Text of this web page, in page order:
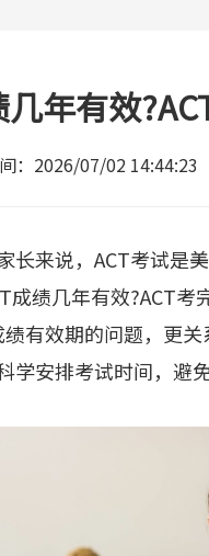
几年有效
： 2026/07/02 14:44:23
长来说，ACT考试是
成绩几年有效?ACT
有效期的问题，更
安排考试时间，避